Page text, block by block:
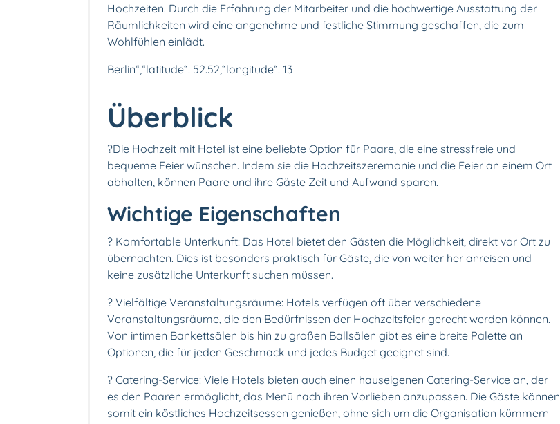
Hochzeiten. Durch die Erfahrung der Mitarbeiter und die hochwertige Ausstattung der
Räumlichkeiten wird eine angenehme und festliche Stimmung geschaffen, die zum
Wohlfühlen einlädt.
Berlin“,“latitude“: 52.52,“longitude“: 13
Überblick
?Die Hochzeit mit Hotel ist eine beliebte Option für Paare, die eine stressfreie und
bequeme Feier wünschen. Indem sie die Hochzeitszeremonie und die Feier an einem Ort
abhalten, können Paare und ihre Gäste Zeit und Aufwand sparen.
Wichtige Eigenschaften
? Komfortable Unterkunft: Das Hotel bietet den Gästen die Möglichkeit, direkt vor Ort zu
übernachten. Dies ist besonders praktisch für Gäste, die von weiter her anreisen und
keine zusätzliche Unterkunft suchen müssen.
? Vielfältige Veranstaltungsräume: Hotels verfügen oft über verschiedene
Veranstaltungsräume, die den Bedürfnissen der Hochzeitsfeier gerecht werden können.
Von intimen Bankettsälen bis hin zu großen Ballsälen gibt es eine breite Palette an
Optionen, die für jeden Geschmack und jedes Budget geeignet sind.
?️ Catering-Service: Viele Hotels bieten auch einen hauseigenen Catering-Service an, der
es den Paaren ermöglicht, das Menü nach ihren Vorlieben anzupassen. Die Gäste können
somit ein köstliches Hochzeitsessen genießen, ohne sich um die Organisation kümmern